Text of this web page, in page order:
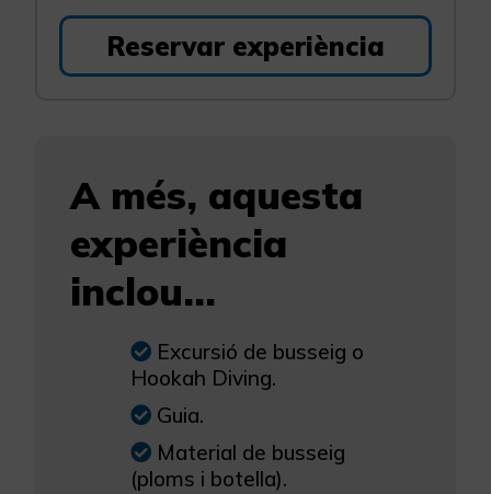
Reservar experiència
A més, aquesta
experiència
inclou...
Excursió de busseig o
Hookah Diving.
Guia.
Material de busseig
(ploms i botella).